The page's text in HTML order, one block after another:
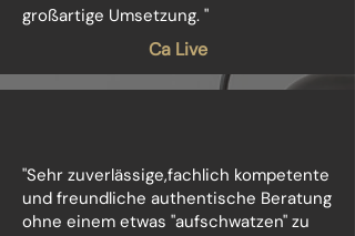
großartige Umsetzung. "
Ca Live
"Sehr zuverlässige,fachlich kompetente
und freundliche authentische Beratung
ohne einem etwas "aufschwatzen" zu